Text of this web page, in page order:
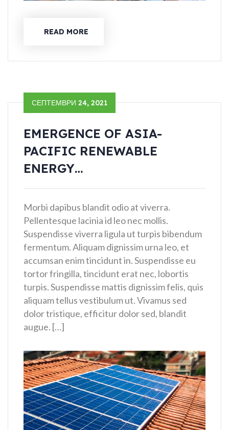
READ MORE
СЕПТЕМВРИ 24, 2021
EMERGENCE OF ASIA-
PACIFIC RENEWABLE
ENERGY…
Morbi dapibus blandit odio at viverra.
Pellentesque lacinia id leo nec mollis.
Suspendisse viverra ligula ut turpis bibendum
fermentum. Aliquam dignissim urna leo, et
accumsan enim tincidunt in. Suspendisse eu
tortor fringilla, tincidunt erat nec, lobortis
turpis. Suspendisse mattis dignissim felis, quis
aliquam tellus vestibulum ut. Vivamus sed
dolor tristique, efficitur dolor sed, blandit
augue. […]